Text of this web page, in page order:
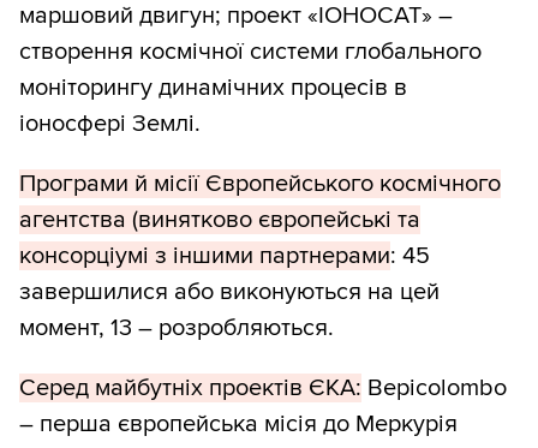
маршовий двигун; проект «ІОНОСАТ» –
створення космічної системи глобального
моніторингу динамічних процесів в
іоносфері Землі.
Програми й місії Європейського космічного
агентства (винятково європейські та
консорціумі з іншими партнерами: 45
завершилися або виконуються на цей
момент, 13 – розробляються.
Серед майбутніх проектів ЄКА: Bepicolombo
– перша європейська місія до Меркурія